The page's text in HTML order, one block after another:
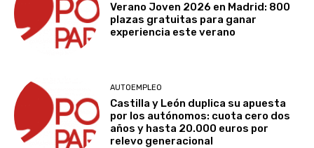
Verano Joven 2026 en Madrid: 800
plazas gratuitas para ganar
experiencia este verano
AUTOEMPLEO
Castilla y León duplica su apuesta
por los autónomos: cuota cero dos
años y hasta 20.000 euros por
relevo generacional